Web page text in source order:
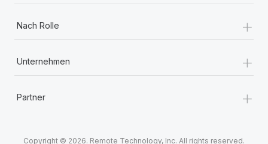
Nach Rolle +
Unternehmen +
Partner +
Copyright © 2026. Remote Technology, Inc. All rights reserved.